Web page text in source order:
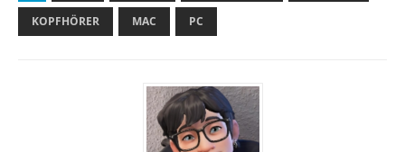
KOPFHÖRER MAC PC